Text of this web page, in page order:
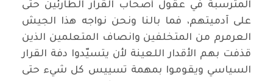
المترسبة في عقول أصحاب القرار الطارئين حتى
على آدميتهم، فما بالنا ونحن نواجه هذا الجيش
العرمرم من المتخلفين وانصاف المتعلمين الذين
قذفت بهم الأقدار اللعينة لأن يتسيّدوا دفة القرار
السياسي ويقوموا بمهمة تسييس كل شيء حتى